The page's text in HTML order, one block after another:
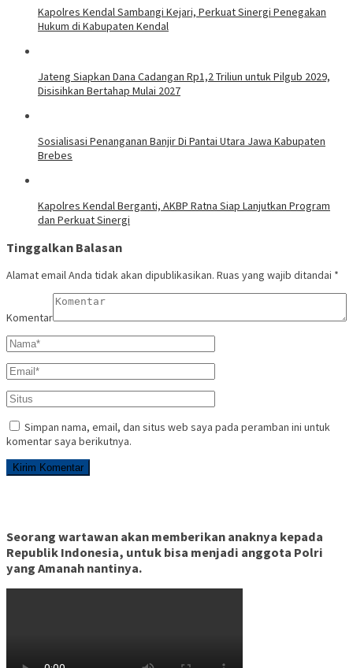
Kapolres Kendal Sambangi Kejari, Perkuat Sinergi Penegakan
Hukum di Kabupaten Kendal
Jateng Siapkan Dana Cadangan Rp1,2 Triliun untuk Pilgub 2029,
Disisihkan Bertahap Mulai 2027
Sosialisasi Penanganan Banjir Di Pantai Utara Jawa Kabupaten
Brebes
Kapolres Kendal Berganti, AKBP Ratna Siap Lanjutkan Program
dan Perkuat Sinergi
Tinggalkan Balasan
Alamat email Anda tidak akan dipublikasikan. Ruas yang wajib ditandai *
Komentar
Simpan nama, email, dan situs web saya pada peramban ini untuk
komentar saya berikutnya.
Seorang wartawan akan memberikan anaknya kepada
Republik Indonesia, untuk bisa menjadi anggota Polri
yang Amanah nantinya.